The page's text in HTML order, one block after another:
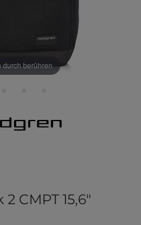
durch berühren
CMPT 15,6"